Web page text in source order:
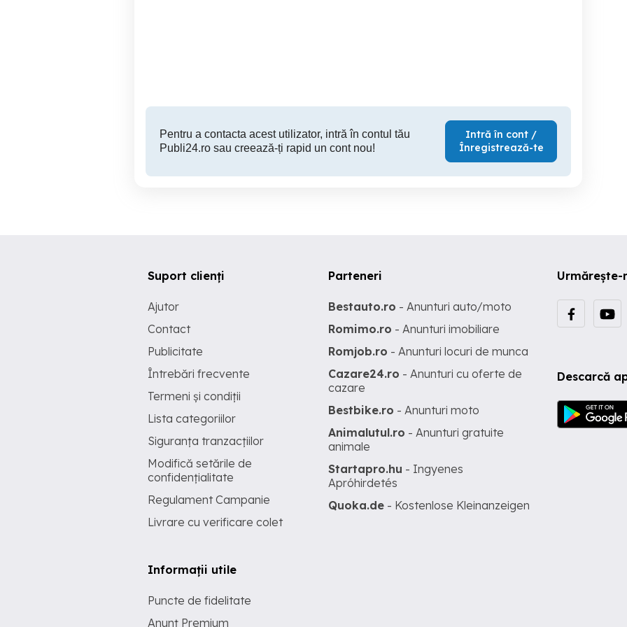
Pentru a contacta acest utilizator, intră în contul tău
Publi24.ro sau creează-ți rapid un cont nou!
Intră în cont /
Înregistrează-te
Urmărește-
Descarcă
Suport clienți
Ajutor
Contact
Publicitate
Întrebări frecvente
Termeni și condiții
Lista categoriilor
Siguranța tranzacțiilor
Modifică setările de
confidențialitate
Regulament Campanie
Livrare cu verificare colet
Informații utile
Puncte de fidelitate
Anunț Premium
Parteneri
Bestauto.ro - Anunturi auto/moto
Romimo.ro - Anunturi imobiliare
Romjob.ro - Anunturi locuri de munca
Cazare24.ro - Anunturi cu oferte de
cazare
Bestbike.ro - Anunturi moto
Animalutul.ro - Anunturi gratuite
animale
Startapro.hu - Ingyenes
Apróhirdetés
Quoka.de - Kostenlose Kleinanzeigen